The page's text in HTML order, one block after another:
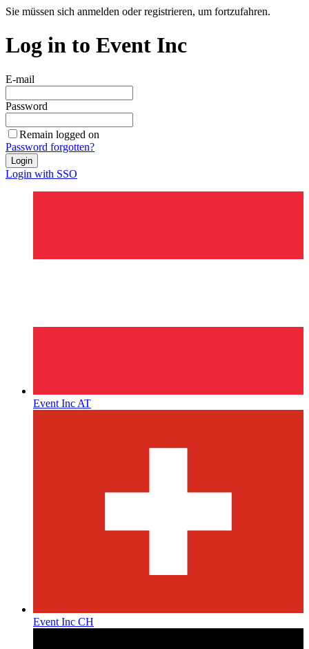
Sie müssen sich anmelden oder registrieren, um fortzufahren.
Log in to Event Inc
E-mail
Password
Remain logged on
Password forgotten?
Login
Login with SSO
Event Inc AT
Event Inc CH